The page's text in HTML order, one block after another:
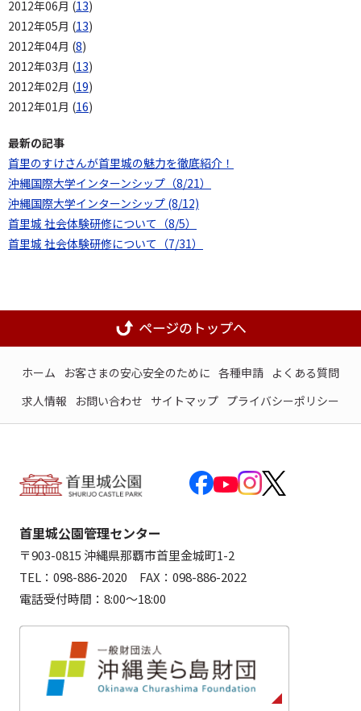
2012年06月 (13)
2012年05月 (13)
2012年04月 (8)
2012年03月 (13)
2012年02月 (19)
2012年01月 (16)
最新の記事
首里のすけさんが首里城の魅力を徹底紹介！
沖縄国際大学インターンシップ（8/21）
沖縄国際大学インターンシップ (8/12)
首里城 社会体験研修について（8/5）
首里城 社会体験研修について（7/31）
ホーム お客さまの安心安全のために 各種申請 よくある質問
求人情報
お問い合わせ サイトマップ プライバシーポリシー
首里城公園管理センター
〒903-0815 沖縄県那覇市首里金城町1-2
TEL：098-886-2020 FAX：098-886-2022
電話受付時間：8:00～18:00